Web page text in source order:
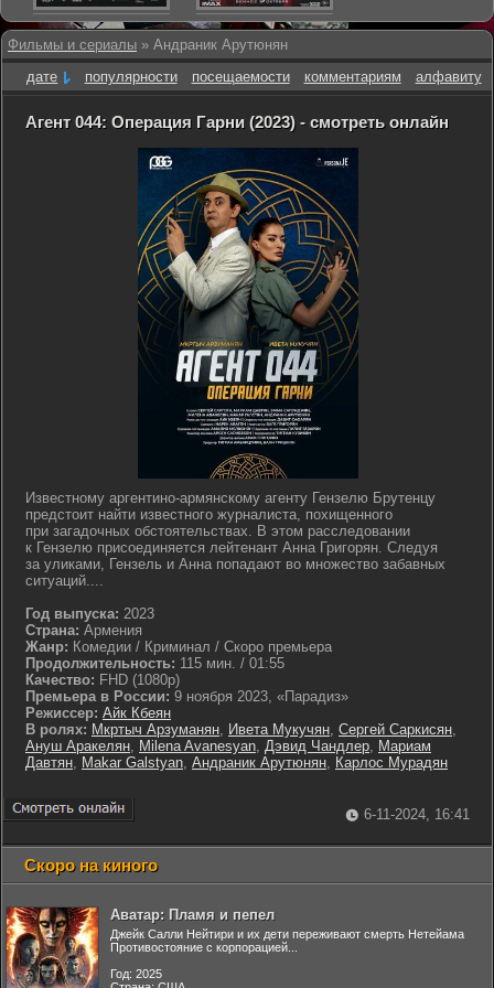
Фильмы и сериалы » Андраник Арутюнян
дате
популярности посещаемости комментариям алфавиту
Агент 044: Операция Гарни (2023) - смотреть онлайн
Известному аргентино-армянскому агенту Гензелю Брутенцу
предстоит найти известного журналиста, похищенного
при загадочных обстоятельствах. В этом расследовании
к Гензелю присоединяется лейтенант Анна Григорян. Следуя
за уликами, Гензель и Анна попадают во множество забавных
ситуаций....
Год выпуска: 2023
Страна: Армения
Жанр: Комедии / Криминал / Скоро премьера
Продолжительность: 115 мин. / 01:55
Качество: FHD (1080p)
Премьера в России: 9 ноября 2023, «Парадиз»
Режиссер: Айк Кбеян
В ролях: Мкртыч Арзуманян, Ивета Мукучян, Сергей Саркисян,
Ануш Аракелян, Milena Avanesyan, Дэвид Чандлер, Мариам
Давтян, Makar Galstyan, Андраник Арутюнян, Карлос Мурадян
6-11-2024, 16:41
Скоро на киного
Аватар: Пламя и пепел
Джейк Салли Нейтири и их дети переживают смерть Нетейама
Противостояние с корпорацией...
Год: 2025